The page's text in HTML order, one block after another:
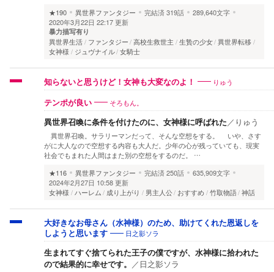
★190
異世界ファンタジー 完結済319話
289,640文字
2020年3月22日 22:17 更新
暴力描写有り
異世界生活 ファンタジー 高校生救世主 生贄の少女 異世界転移
女神様
ジュヴナイル 女騎士
知らないと思うけど！女神も大変なのよ！ りゅう
テンポが良い そろもん。
異世界召喚に条件を付けたのに、女神様に呼ばれた ／ りゅう
異世界召喚。サラリーマンだって、そんな空想をする。 いや、さす
がに大人なので空想する内容も大人だ。少年の心が残っていても、現実
社会でもまれた人間はまた別の空想をするのだ。 …
★116
異世界ファンタジー 完結済250話
635,909文字
2024年2月27日 10:58 更新
女神様
ハーレム 成り上がり 男主人公 おすすめ 竹取物語 神話
大好きなお母さん（水神様）のため、助けてくれた恩返しを
しようと思います
日之影ソラ
生まれてすぐ捨てられた王子の僕ですが、水神様に拾われた
ので結果的に幸せです。 ／ 日之影ソラ